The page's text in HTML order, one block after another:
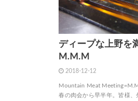
ディープな上野を
M.M.M
2018-12-12
Mountain Meat
春の肉会から早半年。皆様